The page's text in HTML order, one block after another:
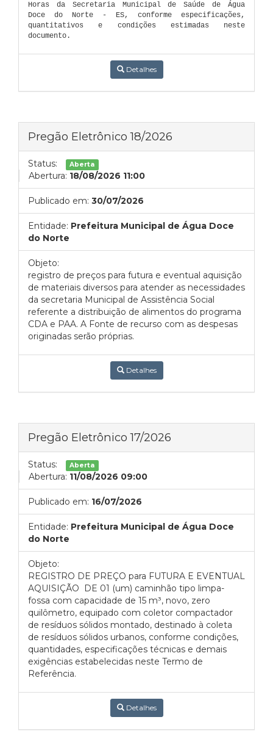
Horas da Secretaria Municipal de Saúde de Água
Doce do Norte - ES, conforme especificações,
quantitativos e condições estimadas neste
documento.
Detalhes
Pregão Eletrônico 18/2026
Status: Aberta
Abertura: 18/08/2026 11:00
Publicado em: 30/07/2026
Entidade: Prefeitura Municipal de Água Doce
do Norte
Objeto:
registro de preços para futura e eventual aquisição
de materiais diversos para atender as necessidades
da secretaria Municipal de Assistência Social
referente a distribuição de alimentos do programa
CDA e PAA. A Fonte de recurso com as despesas
originadas serão próprias.
Detalhes
Pregão Eletrônico 17/2026
Status: Aberta
Abertura: 11/08/2026 09:00
Publicado em: 16/07/2026
Entidade: Prefeitura Municipal de Água Doce
do Norte
Objeto:
REGISTRO DE PREÇO para FUTURA E EVENTUAL
AQUISIÇÃO DE 01 (um) caminhão tipo limpa-
fossa com capacidade de 15 m³, novo, zero
quilômetro, equipado com coletor compactador
de resíduos sólidos montado, destinado à coleta
de resíduos sólidos urbanos, conforme condições,
quantidades, especificações técnicas e demais
exigências estabelecidas neste Termo de
Referência.
Detalhes